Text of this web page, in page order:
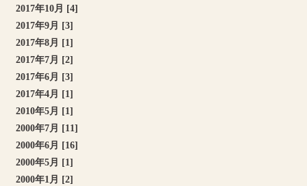
2017年10月 [4]
2017年9月 [3]
2017年8月 [1]
2017年7月 [2]
2017年6月 [3]
2017年4月 [1]
2010年5月 [1]
2000年7月 [11]
2000年6月 [16]
2000年5月 [1]
2000年1月 [2]